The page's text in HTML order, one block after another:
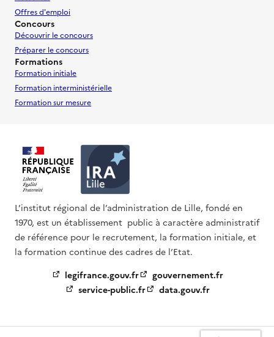
Offres d'emploi
Concours
Découvrir le concours
Préparer le concours
Formations
Formation initiale
Formation interministérielle
Formation sur mesure
L’institut régional de l’administration de Lille, fondé en
1970, est un établissement public à caractère administratif
de référence pour le recrutement, la formation initiale, et
la formation continue des cadres de l’Etat.
legifrance.gouv.fr
gouvernement.fr
service-public.fr
data.gouv.fr